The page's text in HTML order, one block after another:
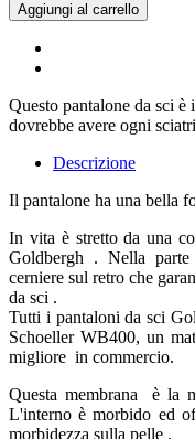
Aggiungi al carrello
Questo pantalone da sci
dovrebbe avere ogni
Descrizione
Il pantalone ha una bella
In vita è stretto da una
Goldbergh . Nella
cerniere sul retro che
da sci .
Tutti i pantaloni da sci
Schoeller WB400, un
migliore in commercio.
Questa membrana è la
L'interno è morbido ed
morbidezza sulla pelle .